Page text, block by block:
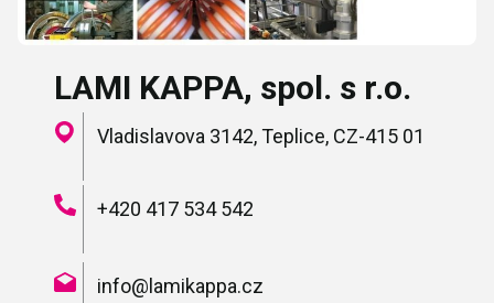
LAMI KAPPA, spol. s r.o.
Vladislavova 3142, Teplice, CZ-415 01
+420 417 534 542
info@lamikappa.cz